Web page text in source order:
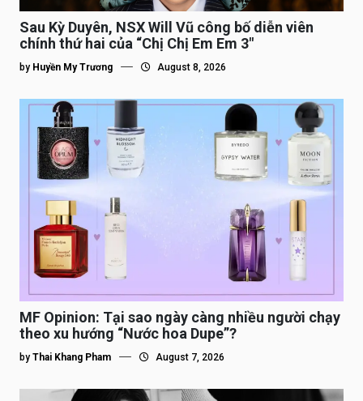
Sau Kỳ Duyên, NSX Will Vũ công bố diễn viên
chính thứ hai của “Chị Chị Em Em 3″
by Huyền My Trương August 8, 2026
MF Opinion: Tại sao ngày càng nhiều người chạy
theo xu hướng “Nước hoa Dupe”?
by Thai Khang Pham August 7, 2026